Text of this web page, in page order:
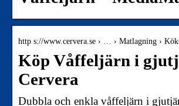
http s://www.cervera.se › … › Matlagning ›
Köp Våffeljärn i
Cervera
Dubbla och enkla våffeljärn i